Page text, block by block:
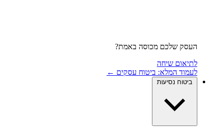
העסק שלכם מכוסה באמת?
לתיאום שיחה
לעמוד המלא: ביטוח עסקים ←
ביטוח נסיעות